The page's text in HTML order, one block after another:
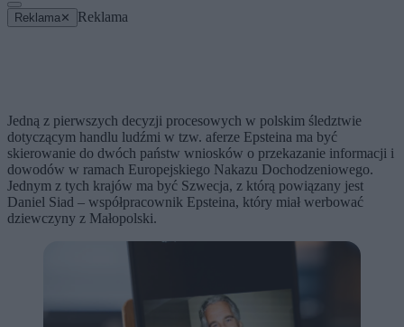
Reklama ✕ Reklama
Jedną z pierwszych decyzji procesowych w polskim śledztwie
dotyczącym handlu ludźmi w tzw. aferze Epsteina ma być
skierowanie do dwóch państw wniosków o przekazanie informacji i
dowodów w ramach Europejskiego Nakazu Dochodzeniowego.
Jednym z tych krajów ma być Szwecja, z którą powiązany jest
Daniel Siad – współpracownik Epsteina, który miał werbować
dziewczyny z Małopolski.